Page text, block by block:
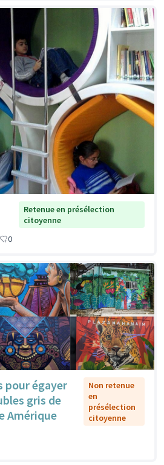
Retenue en présélection
citoyenne
0
pour égayer
gris de
Amérique
Non retenue
en
présélection
citoyenne